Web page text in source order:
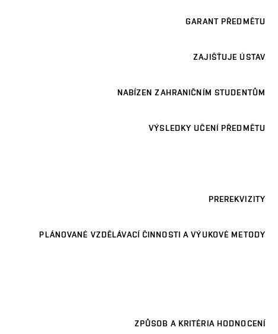
GARANT PŘEDMĚTU
ZAJIŠŤUJE ÚSTAV
NABÍZEN ZAHRANIČNÍM STUDENTŮM
VÝSLEDKY UČENÍ PŘEDMĚTU
PREREKVIZITY
PLÁNOVANÉ VZDĚLÁVACÍ ČINNOSTI A VÝUKOVÉ METODY
ZPŮSOB A KRITÉRIA HODNOCENÍ